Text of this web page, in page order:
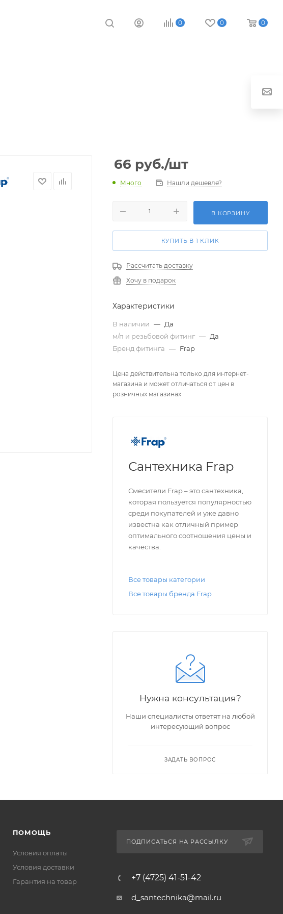
0 0 0
66 руб./шт
Много Нашли дешевле?
В КОРЗИНУ
КУПИТЬ В 1 КЛИК
Рассчитать доставку
Хочу в подарок
Характеристики
В наличии — Да
м/п и резьбовой фитинг — Да
Бренд фитинга — Frap
Цена действительна только для интернет-
магазина и может отличаться от цен в
розничных магазинах
Сантехника Frap
Смесители Frap – это сантехника,
которая пользуется популярностью
среди покупателей и уже давно
известна как отличный пример
оптимального соотношения цены и
качества.
Все товары категории
Все товары бренда Frap
Нужна консультация?
Наши специалисты ответят на любой
интересующий вопрос
ЗАДАТЬ ВОПРОС
ПОМОЩЬ
Условия оплаты
Условия доставки
Гарантия на товар
ПОДПИСАТЬСЯ НА РАССЫЛКУ
+7 (4725) 41-51-42
d_santechnika@mail.ru